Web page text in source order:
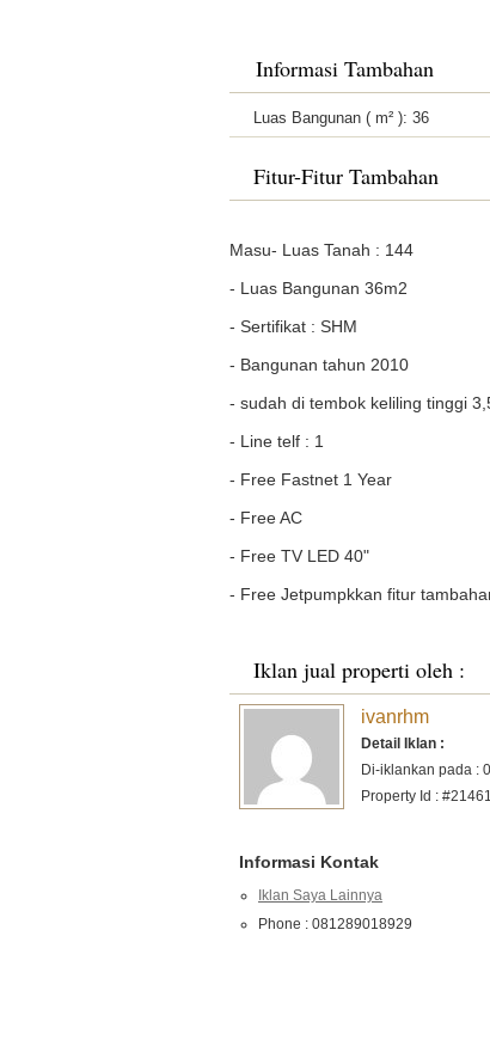
Informasi Tambahan
Luas Bangunan ( m² ): 36
Fitur-Fitur Tambahan
Masu- Luas Tanah : 144
- Luas Bangunan 36m2
- Sertifikat : SHM
- Bangunan tahun 2010
- sudah di tembok keliling tinggi
- Line telf : 1
- Free Fastnet 1 Year
- Free AC
- Free TV LED 40"
- Free Jetpumpkkan fitur
Iklan jual properti oleh :
ivanrhm
Detail Iklan :
Di-iklankan pada :
Property Id : #21461
Informasi Kontak
Iklan Saya Lainnya
Phone : 081289018929